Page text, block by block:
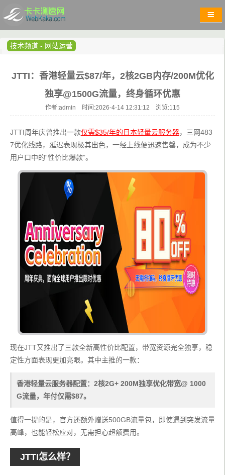
技术频道 - 网站运营
JTTI：香港轻量云$87/年，2核2GB内存/200M优化
独享@1500G流量，终身循环优惠
作者:admin 时间:2026-4-14 12:31:12 浏览:115
JTTI周年庆曾推出一款仅需$35/年的日本轻量云服务器，三网483
7优化线路，延迟表现极其出色，一经上线便迅速售罄，成为不少
用户口中的“性价比爆款”。
现在JTT又推出了三款全新高性价比配置，带宽资源完全独享，稳
定性方面表现更加亮眼。其中主推的一款：
香港轻量云服务器配置：2核2G+ 200M独享优化带宽@ 1000
G流量，年付仅需$87。
值得一提的是，官方还额外赠送500GB流量包，即使遇到突发流量
高峰，也能轻松应对，无需担心超额费用。
JTTI怎么样？